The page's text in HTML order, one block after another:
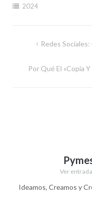
2024
Navegación
entradas
Redes
Por Qué El «copia
Ver
Ideamos, Creamos y